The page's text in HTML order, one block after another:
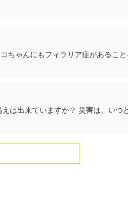
ちゃんにもフィラリア症があるこ
は出来ていますか？ 災害は、いつ